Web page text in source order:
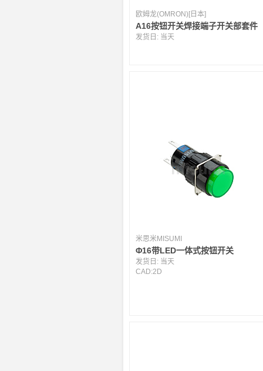
欧姆龙(OMRON)[日本]
A16按钮开关焊接端子开关部套件
发货日: 当天
米思米MISUMI
Φ16带LED一体式按钮开关
发货日: 当天
CAD:2D